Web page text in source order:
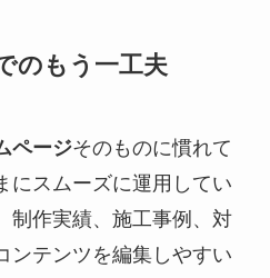
のもう一工夫
ページそのものに慣れて
にスムーズに運用してい
制作実績、施工事例、対
ンテンツを編集しやすい